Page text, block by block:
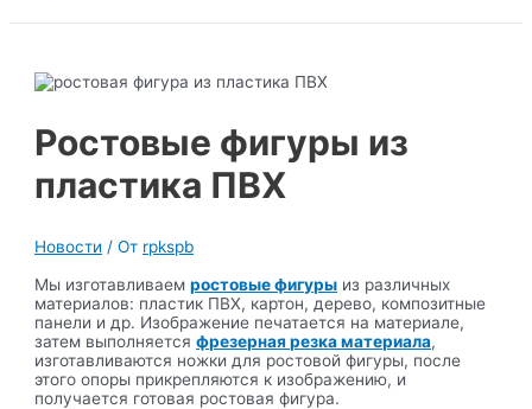
Ростовые фигуры из
пластика ПВХ
Новости / От rpkspb
Мы изготавливаемростовые фигуры из различных
материалов: пластик ПВХ, картон, дерево, композитные
панели и др. Изображение печатается на материале,
затем выполняетсяфрезерная резка материала,
изготавливаются ножки для ростовой фигуры, после
этого опоры прикрепляются к изображению, и
получается готовая ростовая фигура.